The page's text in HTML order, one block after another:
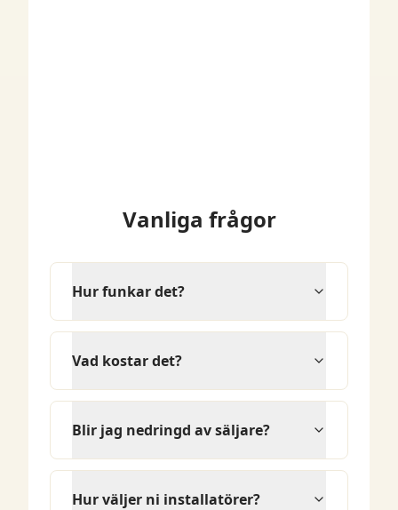
Vanliga frågor
Hur funkar det?
Vad kostar det?
Blir jag nedringd av säljare?
Hur väljer ni installatörer?